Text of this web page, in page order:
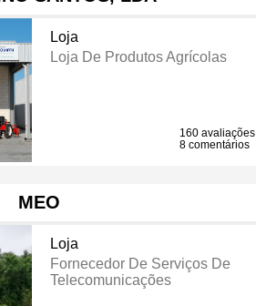
Loja
Loja De Produtos Agrícolas
160 avaliações
8 comentários
MEO
Loja
Fornecedor De Serviços De
Telecomunicações